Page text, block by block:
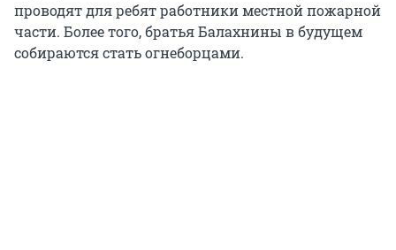
проводят для ребят работники местной пожарной
части. Более того, братья Балахнины в будущем
собираются стать огнеборцами.